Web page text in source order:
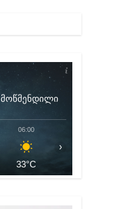
მოწმენდილი
06:00
33°C
›